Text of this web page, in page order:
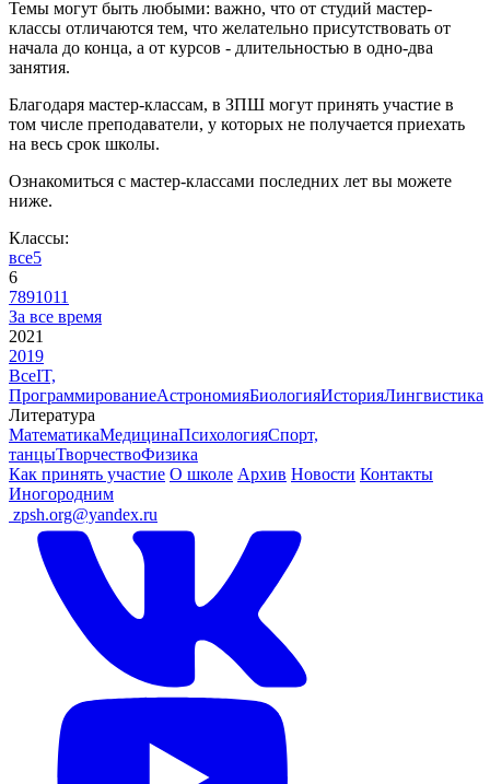
Темы могут быть любыми: важно, что от студий мастер-
классы отличаются тем, что желательно присутствовать от
начала до конца, а от курсов - длительностью в одно-два
занятия.
Благодаря мастер-классам, в ЗПШ могут принять участие в
том числе преподаватели, у которых не получается приехать
на весь срок школы.
Ознакомиться с мастер-классами последних лет вы можете
ниже.
Классы:
все5
6
7891011
За все время
2021
2019
ВсеIT,
ПрограммированиеАстрономияБиологияИсторияЛингвистика
Литература
МатематикаМедицинаПсихологияСпорт,
танцыТворчествоФизика
Как принять участие О школе Архив Новости Контакты
Иногородним
zpsh.org@yandex.ru